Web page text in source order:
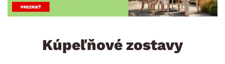
Kúpeľňové zostavy